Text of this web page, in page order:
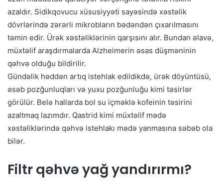
azaldır. Sidikqovucu xüsusiyyəti sayəsində xəstəlik
dövrlərində zərərli mikrobların bədəndən çıxarılmasını
təmin edir. Ürək xəstəliklərinin qarşısını alır. Bundan əlavə,
müxtəlif araşdırmalarda Alzheimerin əsas düşməninin
qəhvə olduğu bildirilir.
Gündəlik həddən artıq istehlak edildikdə, ürək döyüntüsü,
əsəb pozğunluqları və yuxu pozğunluğu kimi təsirlər
görülür. Belə hallarda bol su içməklə kofeinin təsirini
azaltmaq lazımdır. Qastrid kimi müxtəlif mədə
xəstəliklərində qəhvə istehlakı mədə yanmasına səbəb ola
bilər.
Filtr qəhvə yağ yandırırmı?